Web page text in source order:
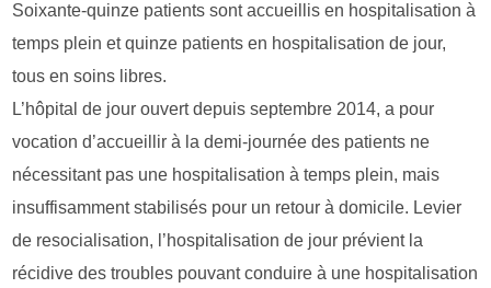
Soixante-quinze patients sont accueillis en hospitalisation à
temps plein et quinze patients en hospitalisation de jour,
tous en soins libres.
L’hôpital de jour ouvert depuis septembre 2014, a pour
vocation d’accueillir à la demi-journée des patients ne
nécessitant pas une hospitalisation à temps plein, mais
insuffisamment stabilisés pour un retour à domicile. Levier
de resocialisation, l’hospitalisation de jour prévient la
récidive des troubles pouvant conduire à une hospitalisation